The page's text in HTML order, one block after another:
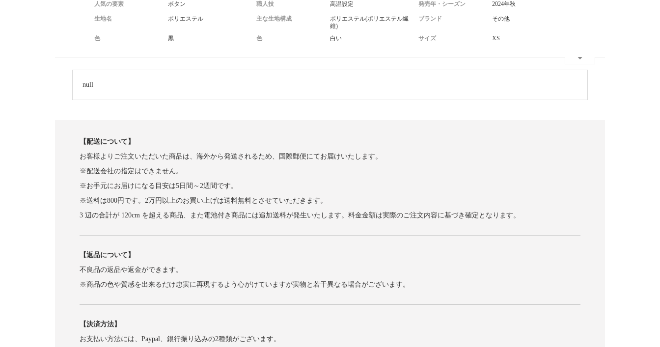
人気の要素 ボタン 職人技 高温設定 発売年・シーズン 2024年秋
生地名 ポリエステル 主な生地構成
ポリエステル(ポリエステル繊
維)
ブランド その他
色 黒 色 白い サイズ XS
null
【配送について】
お客様よりご注文いただいた商品は、海外から発送されるため、国際郵便にてお届けいたします。
※配送会社の指定はできません。
※お手元にお届けになる目安は5日間～2週間です。
※送料は800円です。2万円以上のお買い上げは送料無料とさせていただきます。
3 辺の合計が 120cm を超える商品、また電池付き商品には追加送料が発生いたします。料金金額は実際のご注文内容に基づき確定となります。
【返品について】
不良品の返品や返金ができます。
※商品の色や質感を出来るだけ忠実に再現するよう心がけていますが実物と若干異なる場合がございます。
【決済方法】
お支払い方法には、Paypal、銀行振り込みの2種類がございます。